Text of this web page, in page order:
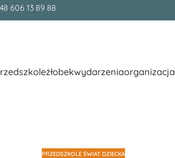
606 13 89 88
żłobekwydarzeniaorganizacja
PRZEDSZKOLE ŚWIAT DZIECKA